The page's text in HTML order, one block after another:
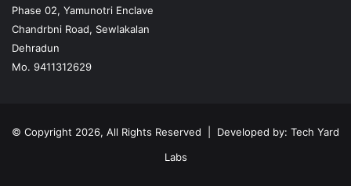
Phase 02, Yamunotri Enclave
Chandrbni Road, Sewlakalan
Dehradun
Mo. 9411312629
© Copyright 2026, All Rights Reserved | Developed by: Tech Yard
Labs